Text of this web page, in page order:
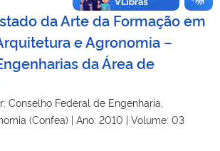
da Arte da Formação em
e Agronomia –
da Área de
Conselho Federal de Engenharia,
(Confea) | Ano: 2010 | Volume: 03